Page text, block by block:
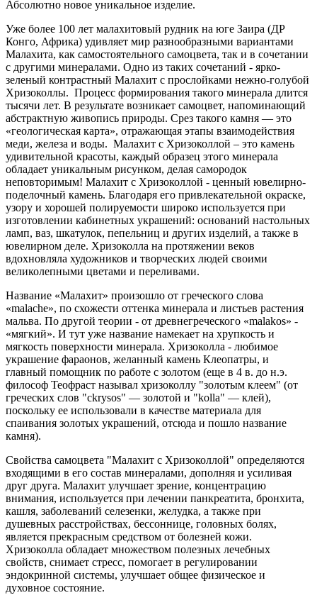
Абсолютно новое уникальное изделие.
Уже более 100 лет малахитовый рудник на юге Заира (ДР
Конго, Африка) удивляет мир разнообразными вариантами
Малахита, как самостоятельного самоцвета, так и в сочетании
с другими минералами. Одно из таких сочетаний - ярко-
зеленый контрастный Малахит с прослойками нежно-голубой
Хризоколлы. Процесс формирования такого минерала длится
тысячи лет. В результате возникает самоцвет, напоминающий
абстрактную живопись природы. Срез такого камня — это
«геологическая карта», отражающая этапы взаимодействия
меди, железа и воды. Малахит с Хризоколлой – это камень
удивительной красоты, каждый образец этого минерала
обладает уникальным рисунком, делая самородок
неповторимым! Малахит с Хризоколлой - ценный ювелирно-
поделочный камень. Благодаря его привлекательной окраске,
узору и хорошей полируемости широко используется при
изготовлении кабинетных украшений: оснований настольных
ламп, ваз, шкатулок, пепельниц и других изделий, а также в
ювелирном деле. Хризоколла на протяжении веков
вдохновляла художников и творческих людей своими
великолепными цветами и переливами.
Название «Малахит» произошло от греческого слова
«malache», по схожести оттенка минерала и листьев растения
мальва. По другой теории - от древнегреческого «malakos» -
«мягкий». И тут уже название намекает на хрупкость и
мягкость поверхности минерала. Хризоколла - любимое
украшение фараонов, желанный камень Клеопатры, и
главный помощник по работе с золотом (еще в 4 в. до н.э.
философ Теофраст называл хризоколлу "золотым клеем" (от
греческих слов "ckrysos" — золотой и "kolla" — клей),
поскольку ее использовали в качестве материала для
спаивания золотых украшений, отсюда и пошло название
камня).
Свойства самоцвета "Малахит с Хризоколлой" определяются
входящими в его состав минералами, дополняя и усиливая
друг друга. Малахит улучшает зрение, концентрацию
внимания, используется при лечении панкреатита, бронхита,
кашля, заболеваний селезенки, желудка, а также при
душевных расстройствах, бессоннице, головных болях,
является прекрасным средством от болезней кожи.
Хризоколла обладает множеством полезных лечебных
свойств, снимает стресс, помогает в регулировании
эндокринной системы, улучшает общее физическое и
духовное состояние.